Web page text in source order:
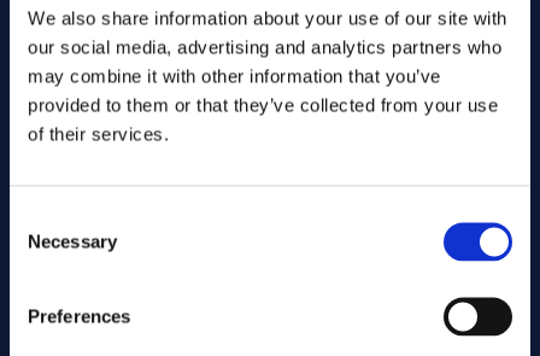
We also share information about your use of our site with
our social media, advertising and analytics partners who
may combine it with other information that you’ve
provided to them or that they’ve collected from your use
of their services.
Selection
Necessary
Preferences
Wyślij